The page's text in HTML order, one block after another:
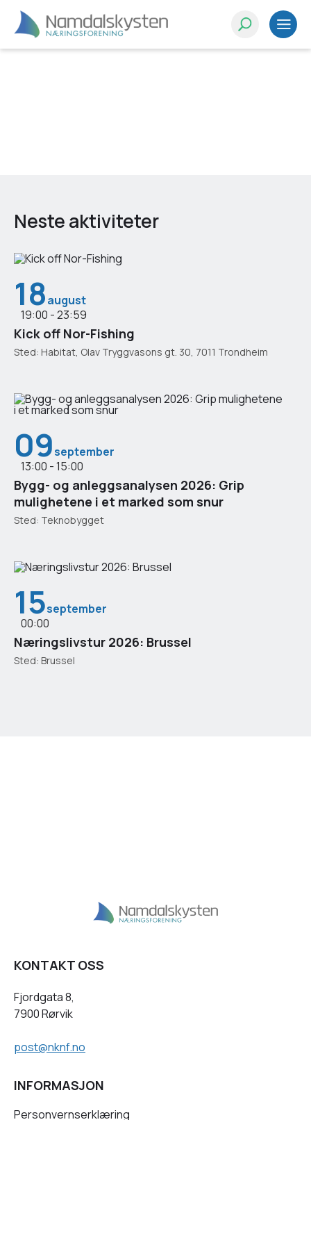
Neste aktiviteter
18august
19:00 - 23:59
Kick off Nor-Fishing
Sted: Habitat, Olav Tryggvasons gt. 30, 7011 Trondheim
09september
13:00 - 15:00
Bygg- og anleggsanalysen 2026: Grip
mulighetene i et marked som snur
Sted: Teknobygget
15september
00:00
Næringslivstur 2026: Brussel
Sted: Brussel
KONTAKT OSS
Fjordgata 8,
7900 Rørvik
post@nknf.no
INFORMASJON
Personvernserklæring